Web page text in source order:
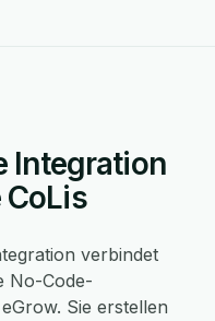
Integration
verbindet
No-Code-
Sie erstellen